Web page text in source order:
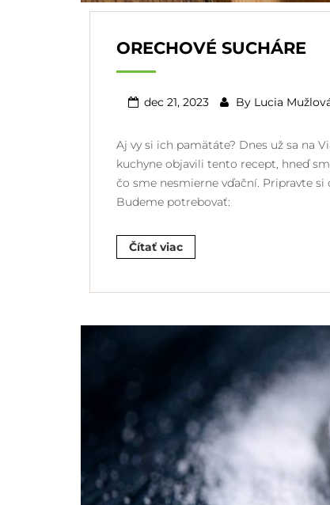
ORECHOVÉ SUCHÁRE
dec 21, 2023 By Lucia
Aj vy si ich pamätáte? Dnes už sa na
kuchyne objavili tento recept, hneď
čo sme nesmierne vďační. Pripravte si
Budeme potrebovať:
Čítať viac